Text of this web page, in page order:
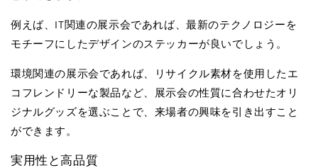
例えば、 IT関連の展示会であれば、最新のテクノロジーを
モチーフにしたデザインのステッカーが良いでしょう。
環境関連の展示会であれば、リサイクル素材を使用したエ
コフレンドリーな製品など、展示会の性質に合わせたオリ
ジナルグッズを選ぶことで、来場者の興味を引き出すこと
ができます。
実用性と高品質